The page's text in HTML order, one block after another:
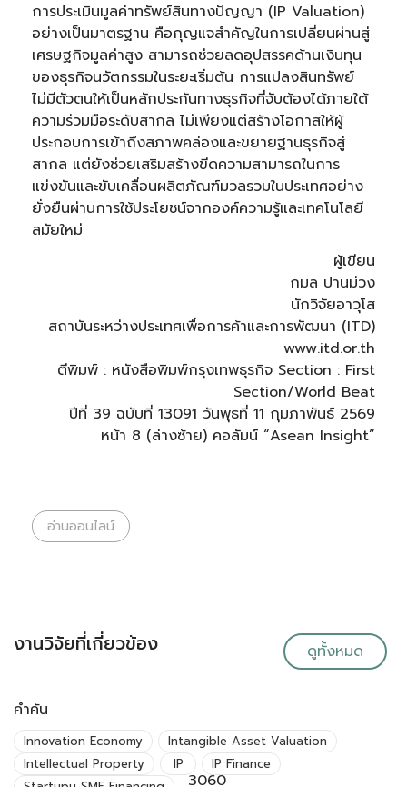
การประเมินมูลค่าทรัพย์สินทางปัญญา (IP Valuation)
อย่างเป็นมาตรฐาน คือกุญแจสำคัญในการเปลี่ยนผ่านสู่
เศรษฐกิจมูลค่าสูง สามารถช่วยลดอุปสรรคด้านเงินทุน
ของธุรกิจนวัตกรรมในระยะเริ่มต้น การแปลงสินทรัพย์
ไม่มีตัวตนให้เป็นหลักประกันทางธุรกิจที่จับต้องได้ภายใต้
ความร่วมมือระดับสากล ไม่เพียงแต่สร้างโอกาสให้ผู้
ประกอบการเข้าถึงสภาพคล่องและขยายฐานธุรกิจสู่
สากล แต่ยังช่วยเสริมสร้างขีดความสามารถในการ
แข่งขันและขับเคลื่อนผลิตภัณฑ์มวลรวมในประเทศอย่าง
ยั่งยืนผ่านการใช้ประโยชน์จากองค์ความรู้และเทคโนโลยี
สมัยใหม่
ผู้เขียน
กมล ปานม่วง
นักวิจัยอาวุโส
สถาบันระหว่างประเทศเพื่อการค้าและการพัฒนา (ITD)
www.itd.or.th
ตีพิมพ์ : หนังสือพิมพ์กรุงเทพธุรกิจ Section : First
Section/World Beat
ปีที่ 39 ฉบับที่ 13091 วันพุธที่ 11 กุมภาพันธ์ 2569
หน้า 8 (ล่างซ้าย) คอลัมน์ “Asean Insight”
อ่านออนไลน์
งานวิจัยที่เกี่ยวข้อง ดูทั้งหมด
คำค้น
Innovation Economy
Intangible Asset Valuation
Intellectual Property
IP
IP Finance
3060